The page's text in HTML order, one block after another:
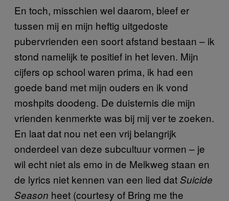
En toch, misschien wel daarom, bleef er
tussen mij en mijn heftig uitgedoste
pubervrienden een soort afstand bestaan – ik
stond namelijk te positief in het leven. Mijn
cijfers op school waren prima, ik had een
goede band met mijn ouders en ik vond
moshpits doodeng. De duisternis die mijn
vrienden kenmerkte was bij mij ver te zoeken.
En laat dat nou net een vrij belangrijk
onderdeel van deze subcultuur vormen – je
wil echt niet als emo in de Melkweg staan en
de lyrics niet kennen van een lied datSuicide
Season heet (courtesy of Bring me the